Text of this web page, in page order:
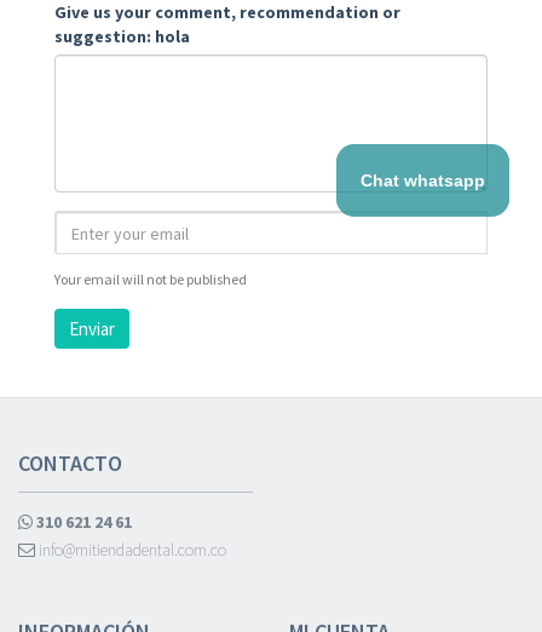
Give us your comment, recommendation or
suggestion: hola
Your email will not be published
Enviar
CONTACTO
310 621 24 61
info@mitiendadental.com.co
Chat whatsapp